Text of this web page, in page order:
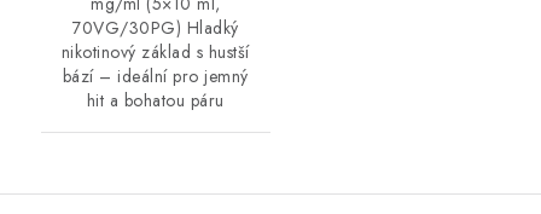
70VG/30PG) Hladký
nikotinový základ s hustší
bází – ideální pro jemný
hit a bohatou páru